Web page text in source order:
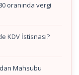
oranında vergi
KDV İstisnası?
Mahsubu